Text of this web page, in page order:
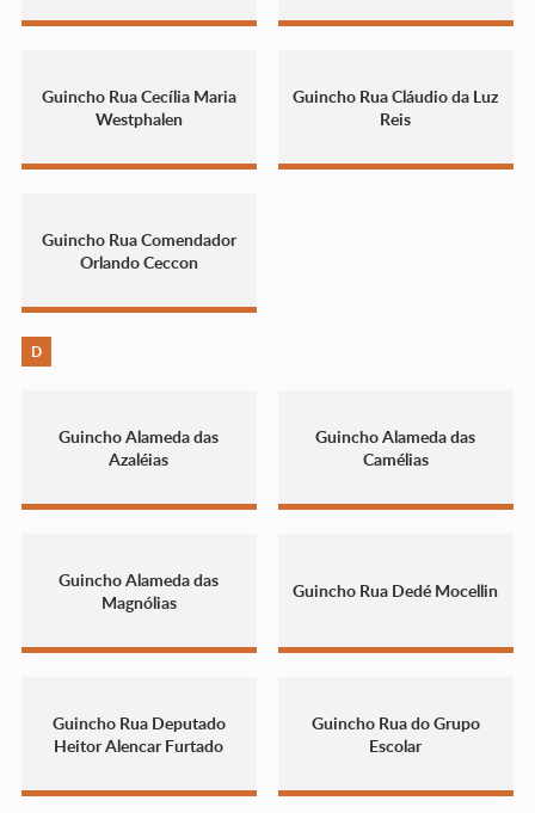
Guincho Rua Cecília Maria
Westphalen
Guincho Rua Cláudio da Luz
Reis
Guincho Rua Comendador
Orlando Ceccon
D
Guincho Alameda das
Azaléias
Guincho Alameda das
Camélias
Guincho Alameda das
Magnólias
Guincho Rua Dedé Mocellin
Guincho Rua Deputado
Heitor Alencar Furtado
Guincho Rua do Grupo
Escolar